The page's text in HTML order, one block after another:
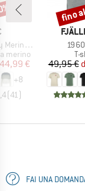
Sweater
merino
ridotto
44,99 €
+8
(41)
T-
49,95 €
Sconto
fino
FAI UNA